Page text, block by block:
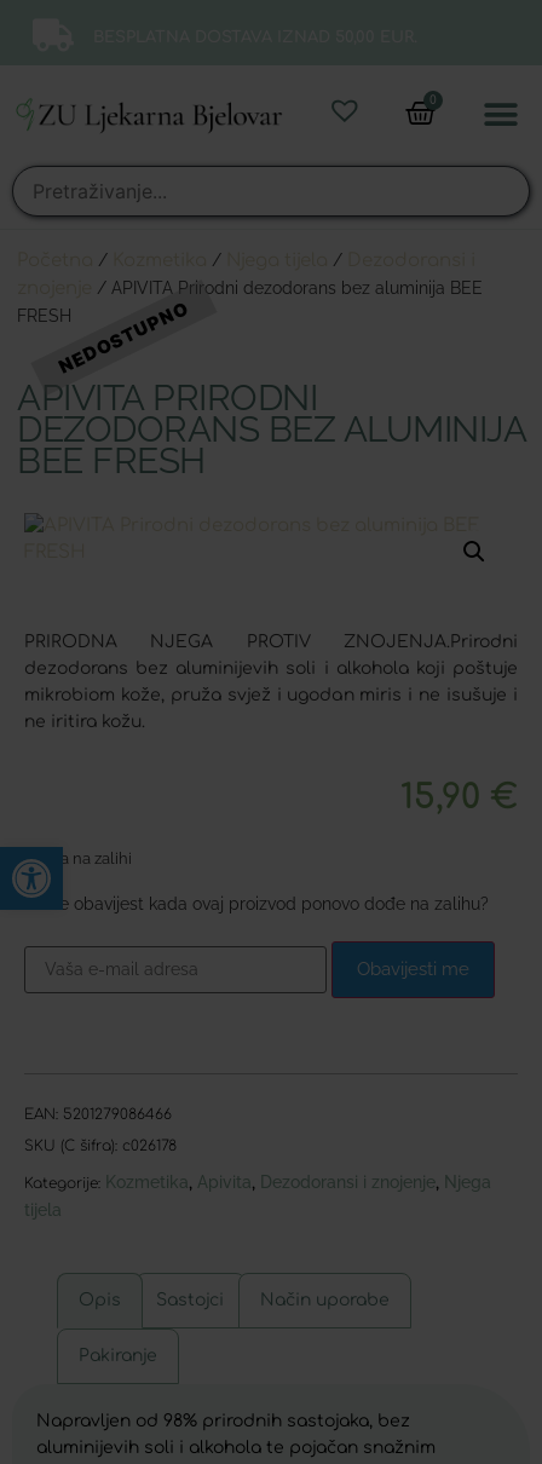
Open toolbar
0
/ / /
/ APIVITA Prirodni dezodorans bez aluminija BEE
FRESH
APIVITA PRIRODNI
DEZODORANS BEZ ALUMINIJA
BEE FRESH
PRIRODNA NJEGA PROTIV ZNOJENJA.Prirodni
dezodorans bez aluminijevih soli i alkohola koji poštuje
mikrobiom kože, pruža svjež i ugodan miris i ne isušuje i
ne iritira kožu.
15,90 €
Nema na zalihi
Želite obavijest kada ovaj proizvod ponovo dođe na zalihu?
Obavijesti me
EAN: 5201279086466
SKU (C šifra): c026178
Kategorije: Kozmetika Apivita Dezodoransi i znojenje Njega
tijela
Opis Sastojci Način uporabe
Pakiranje
Napravljen od 98% prirodnih sastojaka, bez
aluminijevih soli i alkohola te pojačan snažnim